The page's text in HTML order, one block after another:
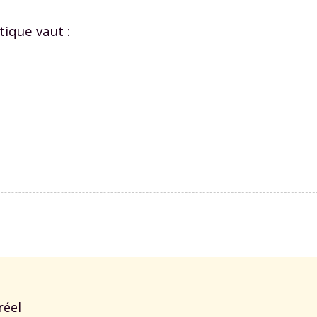
vaut :